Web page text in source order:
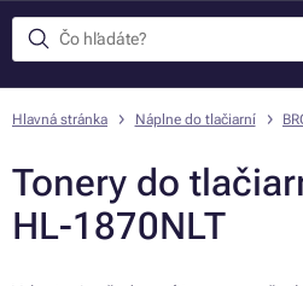
Hlavná stránka Náplne do tlačiarní
Tonery do
HL-1870NLT